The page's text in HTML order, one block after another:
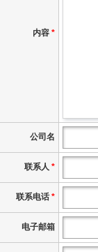
内容 *
公司名
联系人 *
联系电话 *
电子邮箱